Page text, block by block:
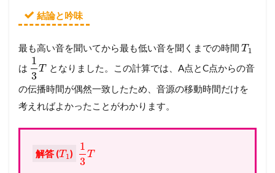
結論と吟味
最も高い音を聞いてから最も低い音を聞くまでの時間 T 1
は
1
3
T となりました。この計算では、A点とC点からの音
の伝播時間が偶然一致したため、音源の移動時間だけを
考えればよかったことがわかります。
解答 (T 1)
1
3
T